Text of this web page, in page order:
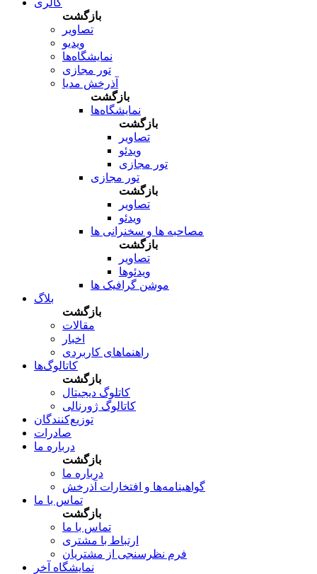
بازگشت
تصاویر
ویدیو
نمایشگاه‌ها
تور مجازی
آذرخش مدیا
بازگشت
نمایشگاه‌ها
بازگشت
تصاویر
ویدئو
تور مجازی
تور مجازی
بازگشت
تصاویر
ویدئو
مصاحبه ها و سخنرانی ها
بازگشت
تصاویر
ویدئوها
موشن گرافیک ها
بلاگ
بازگشت
مقالات
اخبار
راهنماهای کاربردی
کاتالوگ‌ها
بازگشت
کاتلوگ دیجیتال
کاتالوگ ژورنالی
توزیع‌کنندگان
صادرات
درباره ما
بازگشت
درباره ما
گواهینامه‌ها و افتخارات آذرخش
تماس با ما
بازگشت
تماس با ما
ارتباط با مشتری
فرم نظرسنجی از مشتریان
نمایشگاه‌ آخر